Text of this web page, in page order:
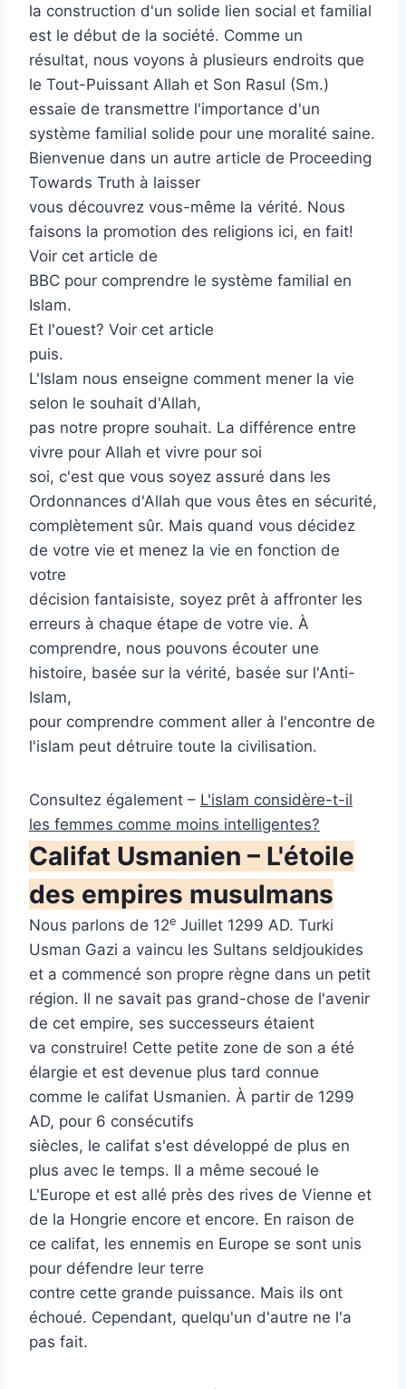
la construction d'un solide lien social et familial
est le début de la société. Comme un
résultat, nous voyons à plusieurs endroits que
le Tout-Puissant Allah et Son Rasul (Sm.)
essaie de transmettre l'importance d'un
système familial solide pour une moralité saine.
Bienvenue dans un autre article de Proceeding
Towards Truth à laisser
vous découvrez vous-même la vérité. Nous
faisons la promotion des religions ici, en fait!
Voir cet article de
BBC pour comprendre le système familial en
Islam.
Et l'ouest? Voir cet article
puis.
L'Islam nous enseigne comment mener la vie
selon le souhait d'Allah,
pas notre propre souhait. La différence entre
vivre pour Allah et vivre pour soi
soi, c'est que vous soyez assuré dans les
Ordonnances d'Allah que vous êtes en sécurité,
complètement sûr. Mais quand vous décidez
de votre vie et menez la vie en fonction de
votre
décision fantaisiste, soyez prêt à affronter les
erreurs à chaque étape de votre vie. À
comprendre, nous pouvons écouter une
histoire, basée sur la vérité, basée sur l'Anti-
Islam,
pour comprendre comment aller à l'encontre de
l'islam peut détruire toute la civilisation.
Consultez également – L'islam considère-t-il
les femmes comme moins intelligentes?
Califat Usmanien – L'étoile
des empires musulmans
Nous parlons de 12e Juillet 1299 AD. Turki
Usman Gazi a vaincu les Sultans seldjoukides
et a commencé son propre règne dans un petit
région. Il ne savait pas grand-chose de l'avenir
de cet empire, ses successeurs étaient
va construire! Cette petite zone de son a été
élargie et est devenue plus tard connue
comme le califat Usmanien. À partir de 1299
AD, pour 6 consécutifs
siècles, le califat s'est développé de plus en
plus avec le temps. Il a même secoué le
L'Europe et est allé près des rives de Vienne et
de la Hongrie encore et encore. En raison de
ce califat, les ennemis en Europe se sont unis
pour défendre leur terre
contre cette grande puissance. Mais ils ont
échoué. Cependant, quelqu'un d'autre ne l'a
pas fait.